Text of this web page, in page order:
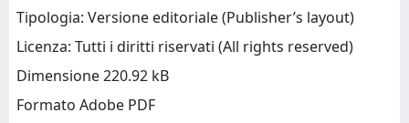
Tipologia: Versione editoriale (Publisher’s layout)
Licenza: Tutti i diritti riservati (All rights reserved)
Dimensione 220.92 kB
Formato Adobe PDF